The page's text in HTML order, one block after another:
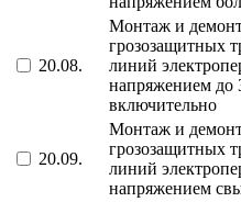
20.08.
Монтаж и
грозозащитных
линий
напряжением до
включительно
20.09.
Монтаж и
грозозащитных
линий
напряжением